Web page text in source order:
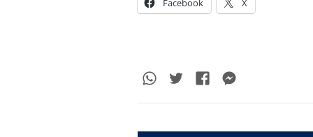
Facebook X
Whatsapp
TwitterFacebook